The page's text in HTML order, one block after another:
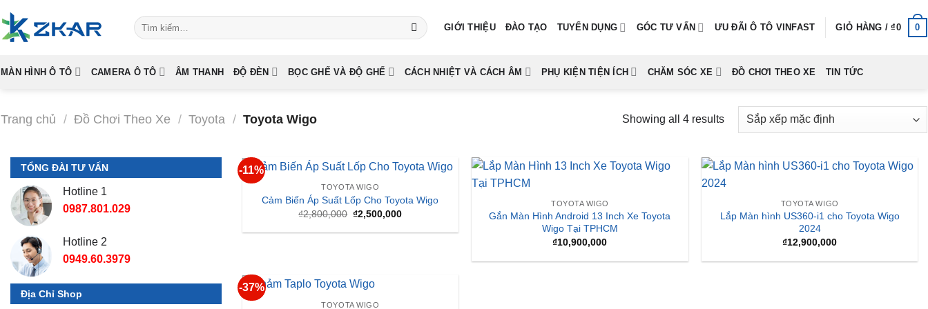
to
content
Tìm
kiếm:
GIỚI THIỆU ĐÀO TẠO TUYỂN DỤNG GÓC TƯ VẤN ƯU ĐÃI Ô TÔ VINFAST GIỎ HÀNG /₫0 0
MÀN HÌNH Ô TÔ CAMERA Ô TÔ ÂM THANH ĐỘ ĐÈN BỌC GHẾ VÀ ĐỘ GHẾ CÁCH NHIỆT VÀ CÁCH ÂM PHỤ KIỆN TIỆN ÍCH CHĂM SÓC XE ĐỒ CHƠI THEO XE TIN TỨC
Trang chủ / Đồ Chơi Theo Xe / Toyota / Toyota Wigo Showing all 4 results
TỔNG ĐÀI TƯ VẤN
Hotline 1
0987.801.029
Hotline 2
0949.60.3979
Địa Chỉ Shop
-11%
TOYOTA WIGO
Cảm Biến Áp Suất Lốp Cho Toyota Wigo
₫2,800,000 Giá
là:
₫2,500,000Giá
tại
TOYOTA WIGO
Gắn Màn Hình Android 13 Inch Xe Toyota
Wigo Tại TPHCM
₫10,900,000
TOYOTA WIGO
Lắp Màn hình US360-i1 cho Toyota Wigo
2024
₫12,900,000
-37%
TOYOTA WIGO